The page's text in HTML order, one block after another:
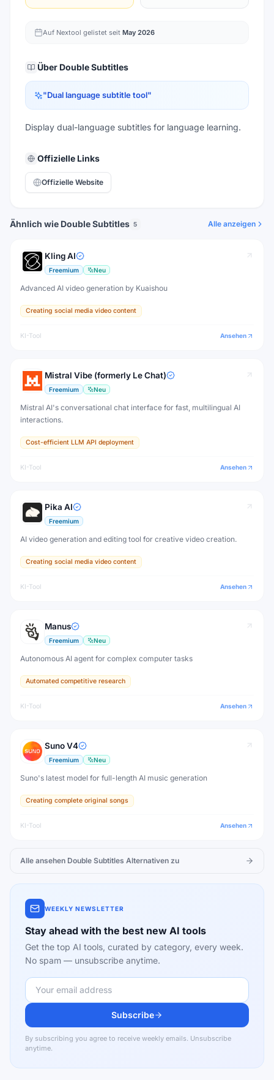
Auf Nextool gelistet seit May 2026
Über Double Subtitles
"Dual language subtitle tool"
Display dual-language subtitles for language learning.
Offizielle Links
Offizielle Website
Ähnlich wie Double Subtitles 5 Alle anzeigen
Kling AI
Freemium Neu
Advanced AI video generation by Kuaishou
Creating social media video content
KI-Tool Ansehen
Mistral Vibe (formerly Le Chat)
Freemium Neu
Mistral AI's conversational chat interface for fast, multilingual AI
interactions.
Cost-efficient LLM API deployment
KI-Tool Ansehen
Pika AI
Freemium
AI video generation and editing tool for creative video creation.
Creating social media video content
KI-Tool Ansehen
Manus
Freemium Neu
Autonomous AI agent for complex computer tasks
Automated competitive research
KI-Tool Ansehen
Suno V4
Freemium Neu
Suno's latest model for full-length AI music generation
Creating complete original songs
KI-Tool Ansehen
Alle ansehen Double Subtitles Alternativen zu
WEEKLY NEWSLETTER
Stay ahead with the best new AI tools
Get the top AI tools, curated by category, every week.
No spam — unsubscribe anytime.
Subscribe
By subscribing you agree to receive weekly emails. Unsubscribe
anytime.